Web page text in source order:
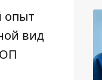
опыт
вид